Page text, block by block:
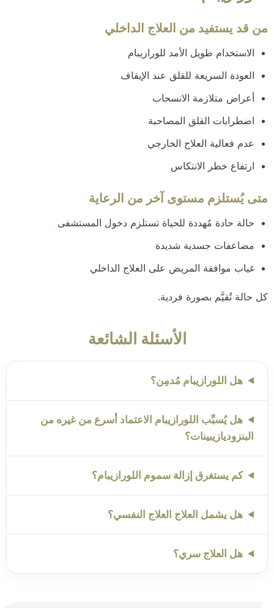
من قد يستفيد من العلاج الداخلي
الاستخدام طويل الأمد للورازيبام
العودة السريعة للقلق عند الإيقاف
أعراض متلازمة الانسحاب
اضطرابات القلق المصاحبة
عدم فعالية العلاج الخارجي
ارتفاع خطر الانتكاس
متى يُستلزم مستوى آخر من الرعاية
حالة حادة مُهددة للحياة تستلزم دخول المستشفى
مضاعفات جسدية شديدة
غياب موافقة المريض على العلاج الداخلي
كل حالة تُقيَّم بصورة فردية.
الأسئلة الشائعة
هل اللورازيبام مُدمِن؟
هل يُسبِّب اللورازيبام الاعتماد أسرع من غيره من
البنزوديازيبينات؟
كم يستغرق إزالة سموم اللورازيبام؟
هل يشمل العلاج العلاج النفسي؟
هل العلاج سري؟